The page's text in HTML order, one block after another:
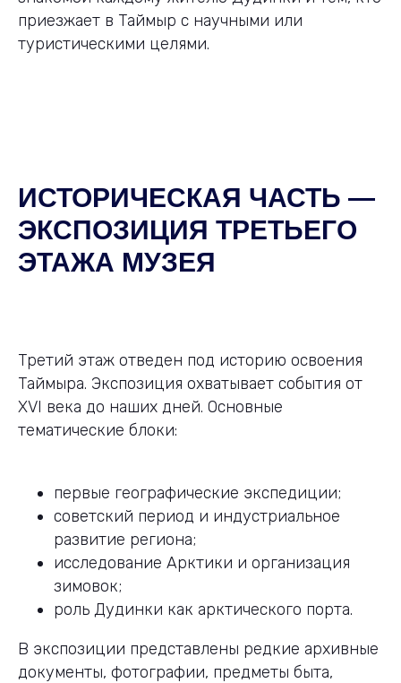
приезжает в Таймыр с научными или
туристическими целями.
ИСТОРИЧЕСКАЯ ЧАСТЬ —
ЭКСПОЗИЦИЯ ТРЕТЬЕГО
ЭТАЖА МУЗЕЯ
Третий этаж отведен под историю освоения
Таймыра. Экспозиция охватывает события от
XVI века до наших дней. Основные
тематические блоки:
первые географические экспедиции;
советский период и индустриальное
развитие региона;
исследование Арктики и организация
зимовок;
роль Дудинки как арктического порта.
В экспозиции представлены редкие архивные
документы, фотографии, предметы быта,